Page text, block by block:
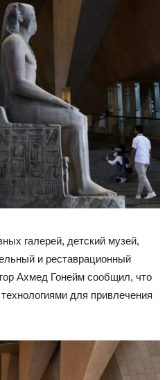
галерей, детский музей,
и реставрационный
Ахмед Гонейм сообщил, что
для привлечения